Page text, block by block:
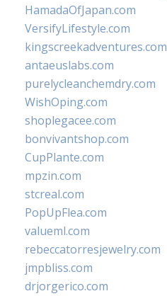
HamadaOfJapan.com
VersifyLifestyle.com
kingscreekadventures.com
antaeuslabs.com
purelycleanchemdry.com
WishOping.com
shoplegacee.com
bonvivantshop.com
CupPlante.com
mpzin.com
stcreal.com
PopUpFlea.com
valueml.com
rebeccatorresjewelry.com
jmpbliss.com
drjorgerico.com